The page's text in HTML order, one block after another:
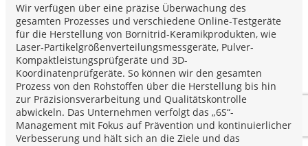
Wir verfügen über eine präzise Überwachung des
gesamten Prozesses und verschiedene Online-Testgeräte
für die Herstellung von Bornitrid-Keramikprodukten, wie
Laser-Partikelgrößenverteilungsmessgeräte, Pulver-
Kompaktleistungsprüfgeräte und 3D-
Koordinatenprüfgeräte. So können wir den gesamten
Prozess von den Rohstoffen über die Herstellung bis hin
zur Präzisionsverarbeitung und Qualitätskontrolle
abwickeln. Das Unternehmen verfolgt das „6S“-
Management mit Fokus auf Prävention und kontinuierlicher
Verbesserung und hält sich an die Ziele und das